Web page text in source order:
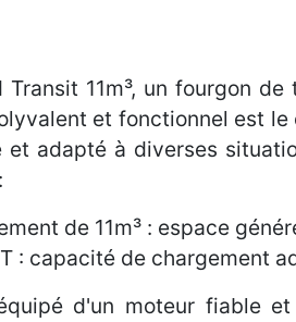
Transit 11m³, un fourgon
et fonctionnel est
adapté à diverses
de 11m³ : espace
: capacité de chargement
d'un moteur fiable